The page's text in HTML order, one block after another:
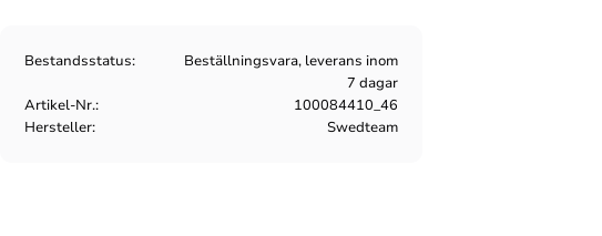
Bestandsstatus
Beställningsvara, leverans inom
7 dagar
Artikel-Nr.
100084410_46
Hersteller
Swedteam